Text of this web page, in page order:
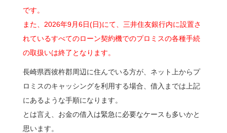
です。
また、2026年9月6日(日)にて、三井住友銀行内に設置さ
れているすべてのローン契約機でのプロミスの各種手続
の取扱いは終了となります。
長崎県西彼杵郡周辺に住んでいる方が、ネット上からプ
ロミスのキャッシングを利用する場合、借入までは上記
にあるような手順になります。
とは言え、お金の借入は緊急に必要なケースも多いかと
思います。